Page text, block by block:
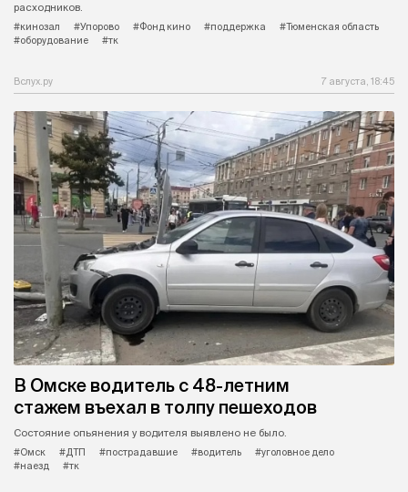
расходников.
#кинозал
#Упорово #Фонд кино #поддержка
#Тюменская область
#оборудование
#тк
Вслух.ру 7 августа, 18:45
В Омске водитель с 48-летним
стажем въехал в толпу пешеходов
Состояние опьянения у водителя выявлено не было.
#Омск
#ДТП #пострадавшие #водитель
#уголовное дело
#наезд
#тк